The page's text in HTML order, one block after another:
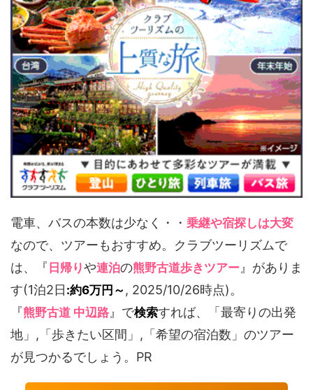
電車、バスの本数は少なく・・ 乗継や宿探しは大変
なので、ツアーもおすすめ。クラブツーリズムで
は、『 日帰りや連泊の熊野古道歩きツアー 』がありま
す(1泊2日 :約6万円～ , 2025/10/26時点)。
『熊野古道 中辺路 』で検索すれば、「最寄りの出発
地」,「歩きたい区間」,「希望の宿泊数」のツアー
が見つかるでしょう。PR